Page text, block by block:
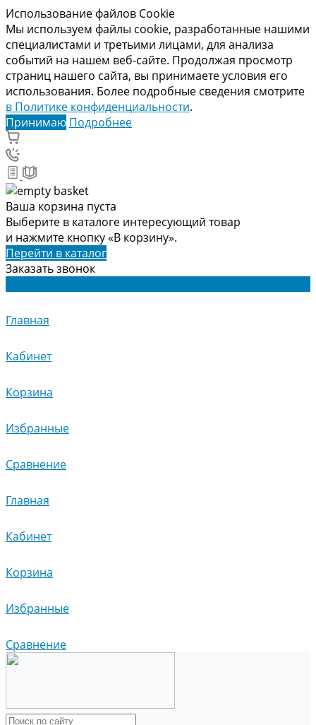
Использование файлов Cookie
Мы используем файлы cookie, разработанные нашими
специалистами и третьими лицами, для анализа
событий на нашем веб-сайте. Продолжая просмотр
страниц нашего сайта, вы принимаете условия его
использования. Более подробные сведения смотрите
в Политике конфиденциальности.
Принимаю Подробнее
Ваша корзина пуста
Выберите в каталоге интересующий товар
и нажмите кнопку «В корзину».
Перейти в каталог
Заказать звонок
Главная
Кабинет
Корзина
Избранные
Сравнение
Главная
Кабинет
Корзина
Избранные
Сравнение